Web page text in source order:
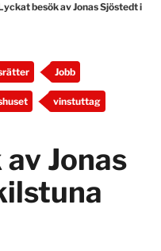
besök av Jonas Sjöstedt i
Jobb
vinstuttag
Jonas